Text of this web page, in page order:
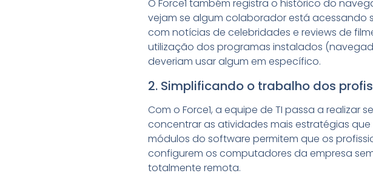
O Force1 também registra o histórico do
vejam se algum colaborador está acessando
com notícias de celebridades e reviews de
utilização dos programas instalados
deveriam usar algum em específico.
2. Simplificando o trabalho dos
Com o Force1, a equipe de TI passa a realizar
concentrar as atividades mais estratégias
módulos do software permitem que os
configurem os computadores da empresa
totalmente remota.